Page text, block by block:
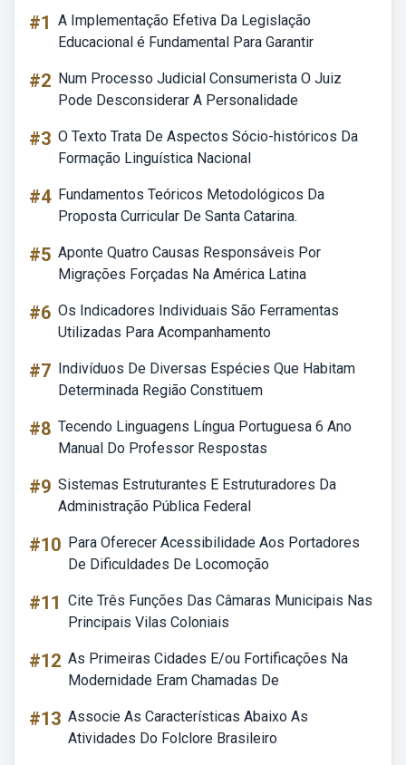
#1 A Implementação Efetiva Da Legislação
Educacional é Fundamental Para Garantir
#2 Num Processo Judicial Consumerista O Juiz
Pode Desconsiderar A Personalidade
#3 O Texto Trata De Aspectos Sócio-históricos Da
Formação Linguística Nacional
#4 Fundamentos Teóricos Metodológicos Da
Proposta Curricular De Santa Catarina.
#5 Aponte Quatro Causas Responsáveis Por
Migrações Forçadas Na América Latina
#6 Os Indicadores Individuais São Ferramentas
Utilizadas Para Acompanhamento
#7 Indivíduos De Diversas Espécies Que Habitam
Determinada Região Constituem
#8 Tecendo Linguagens Língua Portuguesa 6 Ano
Manual Do Professor Respostas
#9 Sistemas Estruturantes E Estruturadores Da
Administração Pública Federal
#10 Para Oferecer Acessibilidade Aos Portadores
De Dificuldades De Locomoção
#11 Cite Três Funções Das Câmaras Municipais Nas
Principais Vilas Coloniais
#12 As Primeiras Cidades E/ou Fortificações Na
Modernidade Eram Chamadas De
#13 Associe As Características Abaixo As
Atividades Do Folclore Brasileiro